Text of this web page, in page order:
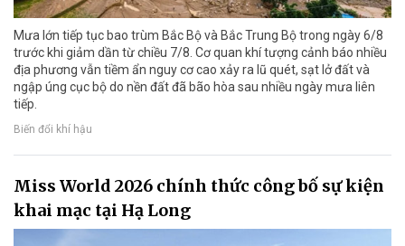
Mưa lớn tiếp tục bao trùm Bắc Bộ và Bắc Trung Bộ trong ngày 6/8
trước khi giảm dần từ chiều 7/8. Cơ quan khí tượng cảnh báo nhiều
địa phương vẫn tiềm ẩn nguy cơ cao xảy ra lũ quét, sạt lở đất và
ngập úng cục bộ do nền đất đã bão hòa sau nhiều ngày mưa liên
tiếp.
Biến đổi khí hậu
Miss World 2026 chính thức công bố sự kiện
khai mạc tại Hạ Long